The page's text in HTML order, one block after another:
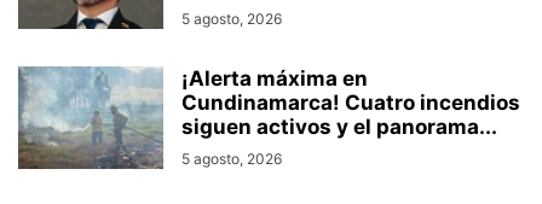
5 agosto, 2026
¡Alerta máxima en
Cundinamarca! Cuatro incendios
siguen activos y el panorama...
5 agosto, 2026